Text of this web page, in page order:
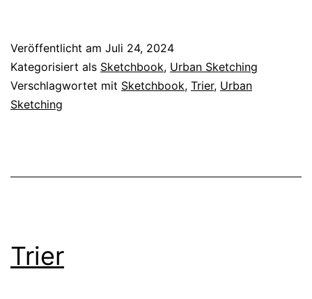
Veröffentlicht am Juli 24, 2024
Kategorisiert als Sketchbook, Urban Sketching
Verschlagwortet mit Sketchbook, Trier, Urban
Sketching
Trier